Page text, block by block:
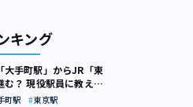
キング
大手町駅」からJR「東
む？ 現役駅員に教えて
町駅
東京駅